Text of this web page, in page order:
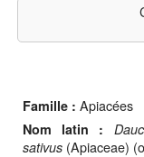
Famille : Apiacées
Nom latin :
sativus (Apiaceae)